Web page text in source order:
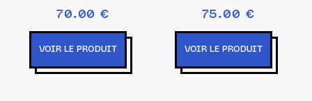
70.00 €
VOIR LE PRODUIT
75.00 €
VOIR LE PRODUIT